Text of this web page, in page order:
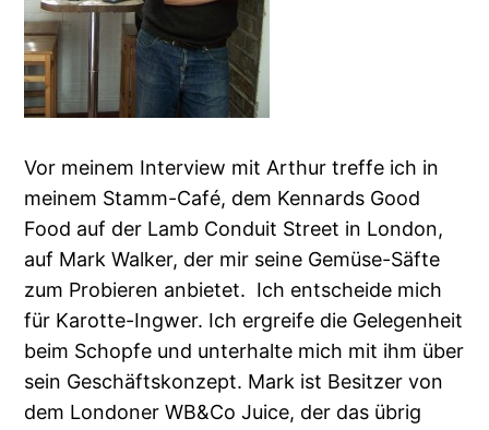
Vor meinem Interview mit Arthur treffe ich in
meinem Stamm-Café, dem Kennards Good
Food auf der Lamb Conduit Street in London,
auf Mark Walker, der mir seine Gemüse-Säfte
zum Probieren anbietet. Ich entscheide mich
für Karotte-Ingwer. Ich ergreife die Gelegenheit
beim Schopfe und unterhalte mich mit ihm über
sein Geschäftskonzept. Mark ist Besitzer von
dem Londoner WB&Co Juice, der das übrig